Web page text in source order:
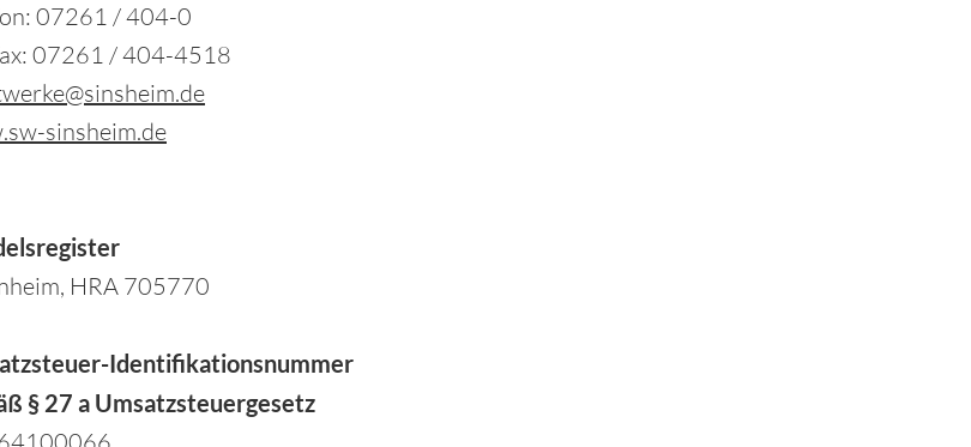
07261 / 404-0
07261 / 404-4518
sinsheim.de
HRA 705770
Identifikationsnummer
§ 27 a Umsatzsteuergesetz